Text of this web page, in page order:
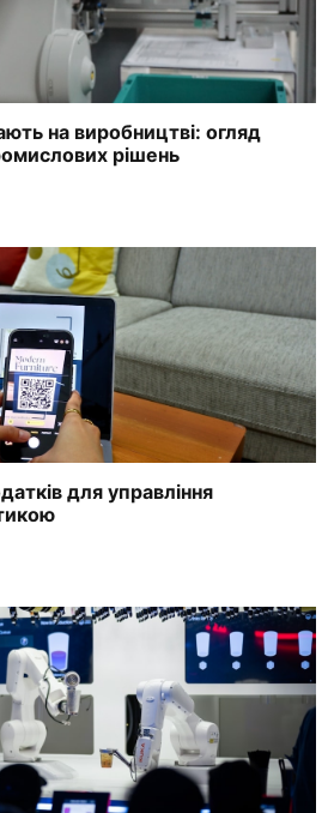
на виробництві: огляд
рішень
для управління